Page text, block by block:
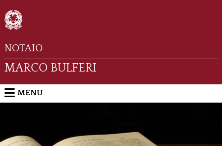
NOTAIO
MARCO BULFERI
MENU